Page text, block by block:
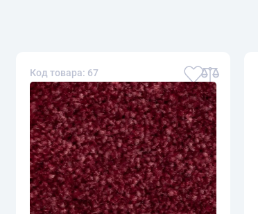
Код товара: 67